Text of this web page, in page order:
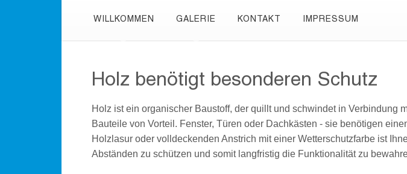
WILLKOMMEN GALERIE KONTAKT IMPRESSUM
Holz benötigt besonderen Schutz
Holz ist ein organischer Baustoff, der quillt und schwindet in
Bauteile von Vorteil. Fenster, Türen oder Dachkästen - sie benötigen
Holzlasur oder volldeckenden Anstrich mit einer Wetterschutzfarbe ist
Abständen zu schützen und somit langfristig die Funktionalität zu